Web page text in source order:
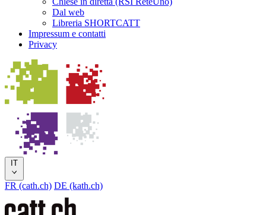
Dal web
Libreria SHORTCATT
Impressum e contatti
Privacy
IT
FR (cath.ch) DE (kath.ch)